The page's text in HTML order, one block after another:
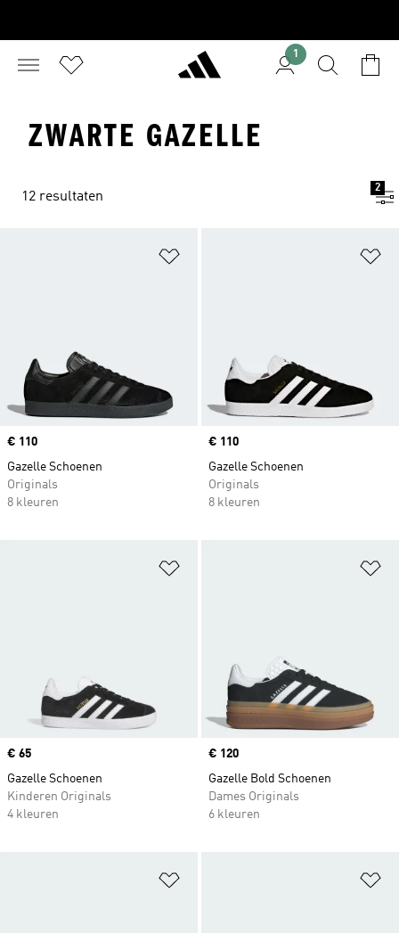
1
ZWARTE GAZELLE
12 resultaten
2
Price
€ 110
Gazelle Schoenen
Originals
8 kleuren
Price
€ 110
Gazelle Schoenen
Originals
8 kleuren
Price
€ 65
Gazelle Schoenen
Kinderen Originals
4 kleuren
Price
€ 120
Gazelle Bold Schoenen
Dames Originals
6 kleuren